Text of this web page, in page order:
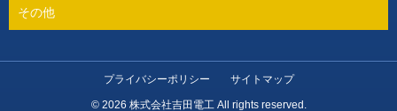
その他
プライバシーポリシー サイトマップ
© 2026 株式会社吉田電工 All rights reserved.